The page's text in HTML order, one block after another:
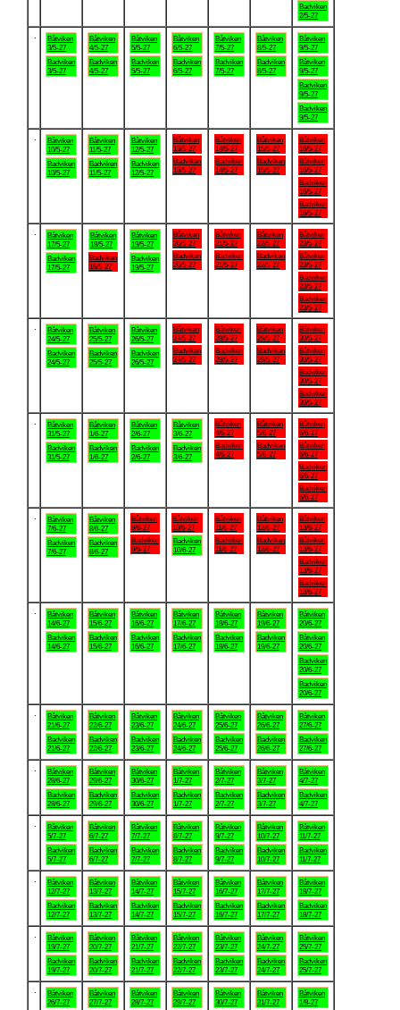
Badviken
2/5-27
Båtviken
3/5-27
Badviken
3/5-27
Båtviken
4/5-27
Badviken
4/5-27
Båtviken
5/5-27
Badviken
5/5-27
Båtviken
6/5-27
Badviken
6/5-27
Båtviken
7/5-27
Badviken
7/5-27
Båtviken
8/5-27
Badviken
8/5-27
Båtviken
9/5-27
Båtviken
9/5-27
Badviken
9/5-27
Badviken
9/5-27
Båtviken
10/5-27
Badviken
10/5-27
Båtviken
11/5-27
Badviken
11/5-27
Båtviken
12/5-27
Badviken
12/5-27
Båtviken
13/5-27
Badviken
13/5-27
Båtviken
14/5-27
Badviken
14/5-27
Båtviken
15/5-27
Badviken
15/5-27
Båtviken
16/5-27
Båtviken
16/5-27
Badviken
16/5-27
Badviken
16/5-27
Båtviken
17/5-27
Badviken
17/5-27
Båtviken
18/5-27
Badviken
18/5-27
Båtviken
19/5-27
Badviken
19/5-27
Båtviken
20/5-27
Badviken
20/5-27
Båtviken
21/5-27
Badviken
21/5-27
Båtviken
22/5-27
Badviken
22/5-27
Båtviken
23/5-27
Båtviken
23/5-27
Badviken
23/5-27
Badviken
23/5-27
Båtviken
24/5-27
Badviken
24/5-27
Båtviken
25/5-27
Badviken
25/5-27
Båtviken
26/5-27
Badviken
26/5-27
Båtviken
27/5-27
Badviken
27/5-27
Båtviken
28/5-27
Badviken
28/5-27
Båtviken
29/5-27
Badviken
29/5-27
Båtviken
30/5-27
Båtviken
30/5-27
Badviken
30/5-27
Badviken
30/5-27
Båtviken
31/5-27
Badviken
31/5-27
Båtviken
1/6-27
Badviken
1/6-27
Båtviken
2/6-27
Badviken
2/6-27
Båtviken
3/6-27
Badviken
3/6-27
Båtviken
4/6-27
Badviken
4/6-27
Båtviken
5/6-27
Badviken
5/6-27
Båtviken
6/6-27
Båtviken
6/6-27
Badviken
6/6-27
Badviken
6/6-27
Båtviken
7/6-27
Badviken
7/6-27
Båtviken
8/6-27
Badviken
8/6-27
Båtviken
9/6-27
Badviken
9/6-27
Båtviken
10/6-27
Badviken
10/6-27
Båtviken
11/6-27
Badviken
11/6-27
Båtviken
12/6-27
Badviken
12/6-27
Båtviken
13/6-27
Båtviken
13/6-27
Badviken
13/6-27
Badviken
13/6-27
Båtviken
14/6-27
Badviken
14/6-27
Båtviken
15/6-27
Badviken
15/6-27
Båtviken
16/6-27
Badviken
16/6-27
Båtviken
17/6-27
Badviken
17/6-27
Båtviken
18/6-27
Badviken
18/6-27
Båtviken
19/6-27
Badviken
19/6-27
Båtviken
20/6-27
Båtviken
20/6-27
Badviken
20/6-27
Badviken
20/6-27
Båtviken
21/6-27
Badviken
21/6-27
Båtviken
22/6-27
Badviken
22/6-27
Båtviken
23/6-27
Badviken
23/6-27
Båtviken
24/6-27
Badviken
24/6-27
Båtviken
25/6-27
Badviken
25/6-27
Båtviken
26/6-27
Badviken
26/6-27
Båtviken
27/6-27
Badviken
27/6-27
Båtviken
28/6-27
Badviken
28/6-27
Båtviken
29/6-27
Badviken
29/6-27
Båtviken
30/6-27
Badviken
30/6-27
Båtviken
1/7-27
Badviken
1/7-27
Båtviken
2/7-27
Badviken
2/7-27
Båtviken
3/7-27
Badviken
3/7-27
Båtviken
4/7-27
Badviken
4/7-27
Båtviken
5/7-27
Badviken
5/7-27
Båtviken
6/7-27
Badviken
6/7-27
Båtviken
7/7-27
Badviken
7/7-27
Båtviken
8/7-27
Badviken
8/7-27
Båtviken
9/7-27
Badviken
9/7-27
Båtviken
10/7-27
Badviken
10/7-27
Båtviken
11/7-27
Badviken
11/7-27
Båtviken
12/7-27
Badviken
12/7-27
Båtviken
13/7-27
Badviken
13/7-27
Båtviken
14/7-27
Badviken
14/7-27
Båtviken
15/7-27
Badviken
15/7-27
Båtviken
16/7-27
Badviken
16/7-27
Båtviken
17/7-27
Badviken
17/7-27
Båtviken
18/7-27
Badviken
18/7-27
Båtviken
19/7-27
Badviken
19/7-27
Båtviken
20/7-27
Badviken
20/7-27
Båtviken
21/7-27
Badviken
21/7-27
Båtviken
22/7-27
Badviken
22/7-27
Båtviken
23/7-27
Badviken
23/7-27
Båtviken
24/7-27
Badviken
24/7-27
Båtviken
25/7-27
Badviken
25/7-27
Båtviken
26/7-27
Båtviken
27/7-27
Båtviken
28/7-27
Båtviken
29/7-27
Båtviken
30/7-27
Båtviken
31/7-27
Båtviken
1/8-27